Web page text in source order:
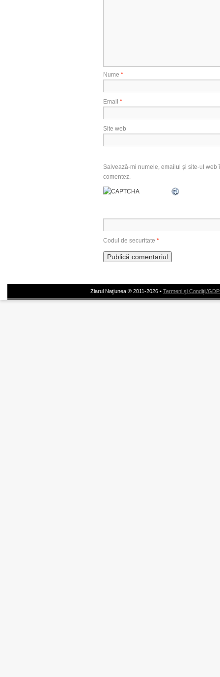
Nume *
Email *
Site web
Salvează-mi numele, emailul și site-ul
comentez.
Codul de securitate *
Ziarul Naţiunea ® 2011-2026 • Termeni şi Condiţii/